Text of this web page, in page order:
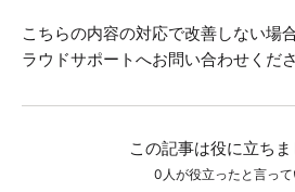
こちらの内容の対応で改善しない場
ラウドサポートへお問い合わせくださ
この記事は役に立ちま
0人が役立ったと言っ